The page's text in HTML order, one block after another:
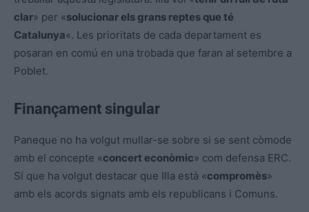
clar» per «solucionar els grans reptes que té
Catalunya«. Les prioritats de cada departament es
posaran en comú en una trobada que faran al setembre a
Poblet.
Finançament singular
Paneque no ha volgut mullar-se sobre si se sent còmode
amb el concepte «concert econòmic» com defensa ERC.
Sí que ha volgut destacar que Illa està «compromès»
amb els acords signats amb els republicans i Comuns.